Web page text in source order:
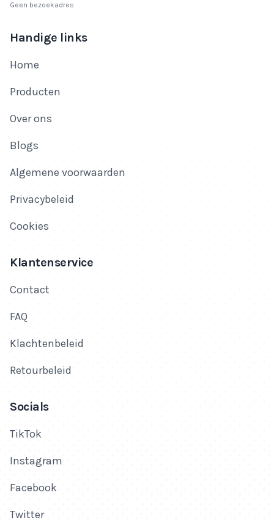
Geen bezoekadres
Handige links
Home
Producten
Over ons
Blogs
Algemene voorwaarden
Privacybeleid
Cookies
Klantenservice
Contact
FAQ
Klachtenbeleid
Retourbeleid
Socials
TikTok
Instagram
Facebook
Twitter